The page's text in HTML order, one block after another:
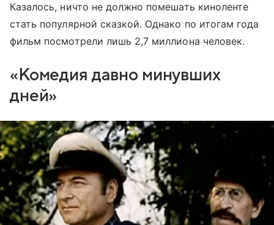
Казалось, ничто не должно помешать киноленте
стать популярной сказкой. Однако по итогам года
фильм посмотрели лишь 2,7 миллиона человек.
«Комедия давно минувших
дней»